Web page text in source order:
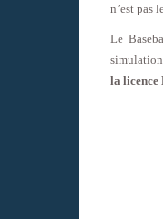
n’est pas
Le
la licence